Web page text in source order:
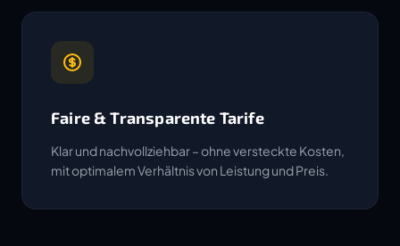
Faire & Transparente Tarife
Klar und nachvollziehbar – ohne versteckte Kosten,
mit optimalem Verhältnis von Leistung und Preis.